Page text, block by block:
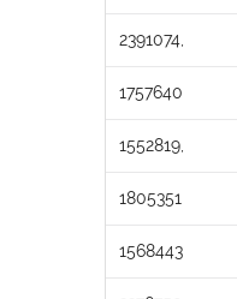
2391074,
1757640
1552819,
1805351
1568443